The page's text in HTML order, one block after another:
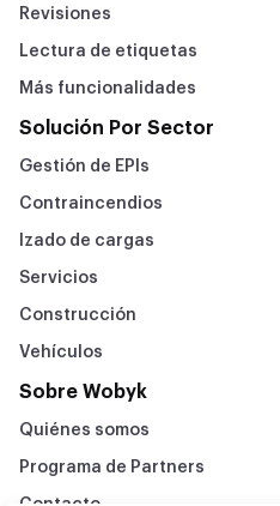
Revisiones
Lectura de etiquetas
Más funcionalidades
Solución Por Sector
Gestión de EPIs
Contraincendios
Izado de cargas
Servicios
Construcción
Vehículos
Sobre Wobyk
Quiénes somos
Programa de Partners